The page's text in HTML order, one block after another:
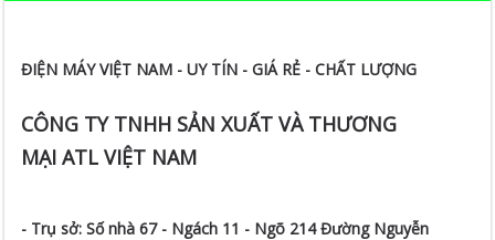
ĐIỆN MÁY VIỆT NAM - UY TÍN - GIÁ RẺ - CHẤT LƯỢNG
CÔNG TY TNHH SẢN XUẤT VÀ THƯƠNG
MẠI ATL VIỆT NAM
- Trụ sở: Số nhà 67 - Ngách 11 - Ngõ 214 Đường Nguyễn